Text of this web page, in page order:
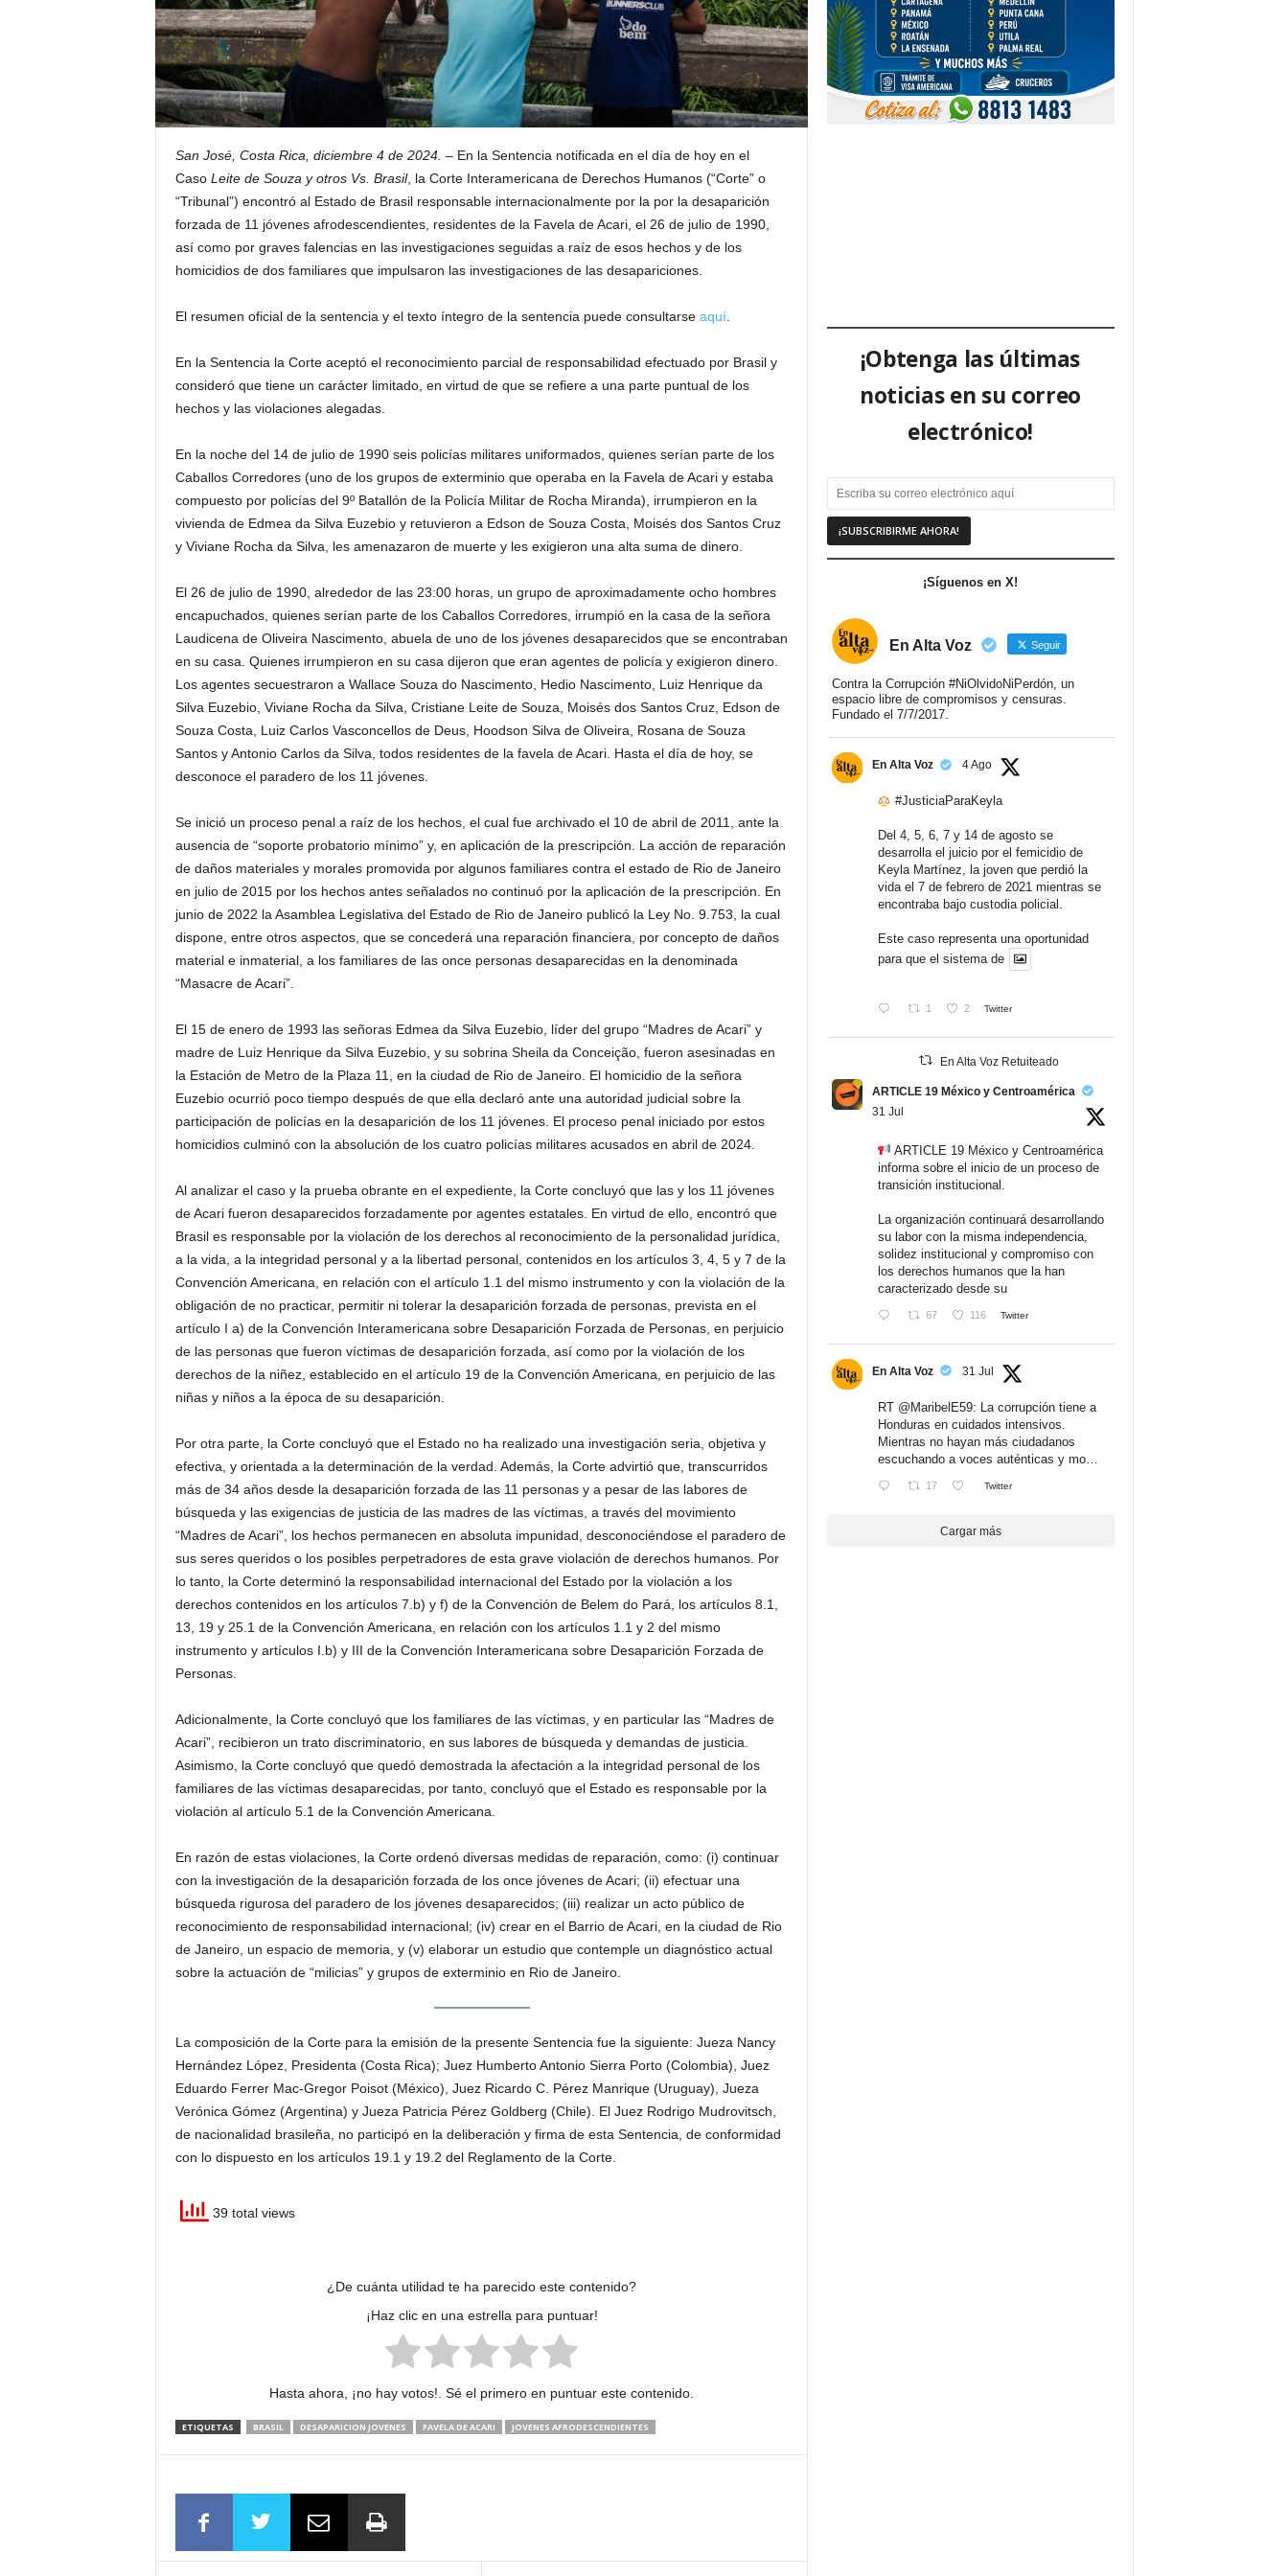
San José, Costa Rica, diciembre 4 de 2024. –En la Sentencia notificada en el día de hoy en el
Caso Leite de Souza y otros Vs. Brasil, la Corte Interamericana de Derechos Humanos (“Corte” o
“Tribunal”) encontró al Estado de Brasil responsable internacionalmente por la por la desaparición
forzada de 11 jóvenes afrodescendientes, residentes de la Favela de Acari, el 26 de julio de 1990,
así como por graves falencias en las investigaciones seguidas a raíz de esos hechos y de los
homicidios de dos familiares que impulsaron las investigaciones de las desapariciones.
El resumen oficial de la sentencia y el texto íntegro de la sentencia puede consultarse aquí.
En la Sentencia la Corte aceptó el reconocimiento parcial de responsabilidad efectuado por Brasil y
consideró que tiene un carácter limitado, en virtud de que se refiere a una parte puntual de los
hechos y las violaciones alegadas.
En la noche del 14 de julio de 1990 seis policías militares uniformados, quienes serían parte de los
Caballos Corredores (uno de los grupos de exterminio que operaba en la Favela de Acari y estaba
compuesto por policías del 9º Batallón de la Policía Militar de Rocha Miranda), irrumpieron en la
vivienda de Edmea da Silva Euzebio y retuvieron a Edson de Souza Costa, Moisés dos Santos Cruz
y Viviane Rocha da Silva, les amenazaron de muerte y les exigieron una alta suma de dinero.
El 26 de julio de 1990, alrededor de las 23:00 horas, un grupo de aproximadamente ocho hombres
encapuchados, quienes serían parte de los Caballos Corredores, irrumpió en la casa de la señora
Laudicena de Oliveira Nascimento, abuela de uno de los jóvenes desaparecidos que se encontraban
en su casa. Quienes irrumpieron en su casa dijeron que eran agentes de policía y exigieron dinero.
Los agentes secuestraron a Wallace Souza do Nascimento, Hedio Nascimento, Luiz Henrique da
Silva Euzebio, Viviane Rocha da Silva, Cristiane Leite de Souza, Moisés dos Santos Cruz, Edson de
Souza Costa, Luiz Carlos Vasconcellos de Deus, Hoodson Silva de Oliveira, Rosana de Souza
Santos y Antonio Carlos da Silva, todos residentes de la favela de Acari. Hasta el día de hoy, se
desconoce el paradero de los 11 jóvenes.
Se inició un proceso penal a raíz de los hechos, el cual fue archivado el 10 de abril de 2011, ante la
ausencia de “soporte probatorio mínimo” y, en aplicación de la prescripción. La acción de reparación
de daños materiales y morales promovida por algunos familiares contra el estado de Rio de Janeiro
en julio de 2015 por los hechos antes señalados no continuó por la aplicación de la prescripción. En
junio de 2022 la Asamblea Legislativa del Estado de Rio de Janeiro publicó la Ley No. 9.753, la cual
dispone, entre otros aspectos, que se concederá una reparación financiera, por concepto de daños
material e inmaterial, a los familiares de las once personas desaparecidas en la denominada
“Masacre de Acari”.
El 15 de enero de 1993 las señoras Edmea da Silva Euzebio, líder del grupo “Madres de Acari” y
madre de Luiz Henrique da Silva Euzebio, y su sobrina Sheila da Conceição, fueron asesinadas en
la Estación de Metro de la Plaza 11, en la ciudad de Rio de Janeiro. El homicidio de la señora
Euzebio ocurrió poco tiempo después de que ella declaró ante una autoridad judicial sobre la
participación de policías en la desaparición de los 11 jóvenes. El proceso penal iniciado por estos
homicidios culminó con la absolución de los cuatro policías militares acusados en abril de 2024.
Al analizar el caso y la prueba obrante en el expediente, la Corte concluyó que las y los 11 jóvenes
de Acari fueron desaparecidos forzadamente por agentes estatales. En virtud de ello, encontró que
Brasil es responsable por la violación de los derechos al reconocimiento de la personalidad jurídica,
a la vida, a la integridad personal y a la libertad personal, contenidos en los artículos 3, 4, 5 y 7 de la
Convención Americana, en relación con el artículo 1.1 del mismo instrumento y con la violación de la
obligación de no practicar, permitir ni tolerar la desaparición forzada de personas, prevista en el
artículo I a) de la Convención Interamericana sobre Desaparición Forzada de Personas, en perjuicio
de las personas que fueron víctimas de desaparición forzada, así como por la violación de los
derechos de la niñez, establecido en el artículo 19 de la Convención Americana, en perjuicio de las
niñas y niños a la época de su desaparición.
Por otra parte, la Corte concluyó que el Estado no ha realizado una investigación seria, objetiva y
efectiva, y orientada a la determinación de la verdad. Además, la Corte advirtió que, transcurridos
más de 34 años desde la desaparición forzada de las 11 personas y a pesar de las labores de
búsqueda y las exigencias de justicia de las madres de las víctimas, a través del movimiento
“Madres de Acari”, los hechos permanecen en absoluta impunidad, desconociéndose el paradero de
sus seres queridos o los posibles perpetradores de esta grave violación de derechos humanos. Por
lo tanto, la Corte determinó la responsabilidad internacional del Estado por la violación a los
derechos contenidos en los artículos 7.b) y f) de la Convención de Belem do Pará, los artículos 8.1,
13, 19 y 25.1 de la Convención Americana, en relación con los artículos 1.1 y 2 del mismo
instrumento y artículos I.b) y III de la Convención Interamericana sobre Desaparición Forzada de
Personas.
Adicionalmente, la Corte concluyó que los familiares de las víctimas, y en particular las “Madres de
Acari”, recibieron un trato discriminatorio, en sus labores de búsqueda y demandas de justicia.
Asimismo, la Corte concluyó que quedó demostrada la afectación a la integridad personal de los
familiares de las víctimas desaparecidas, por tanto, concluyó que el Estado es responsable por la
violación al artículo 5.1 de la Convención Americana.
En razón de estas violaciones, la Corte ordenó diversas medidas de reparación, como: (i) continuar
con la investigación de la desaparición forzada de los once jóvenes de Acari; (ii) efectuar una
búsqueda rigurosa del paradero de los jóvenes desaparecidos; (iii) realizar un acto público de
reconocimiento de responsabilidad internacional; (iv) crear en el Barrio de Acari, en la ciudad de Rio
de Janeiro, un espacio de memoria, y (v) elaborar un estudio que contemple un diagnóstico actual
sobre la actuación de “milicias” y grupos de exterminio en Rio de Janeiro.
La composición de la Corte para la emisión de la presente Sentencia fue la siguiente: Jueza Nancy
Hernández López, Presidenta (Costa Rica); Juez Humberto Antonio Sierra Porto (Colombia), Juez
Eduardo Ferrer Mac-Gregor Poisot (México), Juez Ricardo C. Pérez Manrique (Uruguay), Jueza
Verónica Gómez (Argentina) y Jueza Patricia Pérez Goldberg (Chile). El Juez Rodrigo Mudrovitsch,
de nacionalidad brasileña, no participó en la deliberación y firma de esta Sentencia, de conformidad
con lo dispuesto en los artículos 19.1 y 19.2 del Reglamento de la Corte.
39 total views
¿De cuánta utilidad te ha parecido este contenido?
¡Haz clic en una estrella para puntuar!
Hasta ahora, ¡no hay votos!. Sé el primero en puntuar este contenido.
ETIQUETAS BRASIL DESAPARICION JOVENES FAVELA DE ACARI JOVENES AFRODESCENDIENTES
¡Obtenga las últimas
noticias en su correo
electrónico!
¡Síguenos en X!
En Alta Voz Seguir
Contra la Corrupción #NiOlvidoNiPerdón, un
espacio libre de compromisos y censuras.
Fundado el 7/7/2017.
En Alta Voz 4 Ago
#JusticiaParaKeyla
Del 4, 5, 6, 7 y 14 de agosto se
desarrolla el juicio por el femicidio de
Keyla Martínez, la joven que perdió la
vida el 7 de febrero de 2021 mientras se
encontraba bajo custodia policial.
Este caso representa una oportunidad
para que el sistema de
1 2 Twitter
En Alta Voz Retuiteado
ARTICLE 19 México y Centroamérica
31 Jul
ARTICLE 19 México y Centroamérica
informa sobre el inicio de un proceso de
transición institucional.
La organización continuará desarrollando
su labor con la misma independencia,
solidez institucional y compromiso con
los derechos humanos que la han
caracterizado desde su
67 116 Twitter
En Alta Voz 31 Jul
RT @MaribelE59: La corrupción tiene a
Honduras en cuidados intensivos.
Mientras no hayan más ciudadanos
escuchando a voces auténticas y mo…
17 Twitter
Cargar más